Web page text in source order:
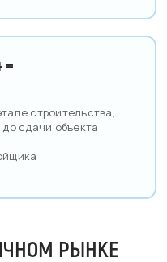
=
строительства,
сдачи объекта
РЫНКЕ